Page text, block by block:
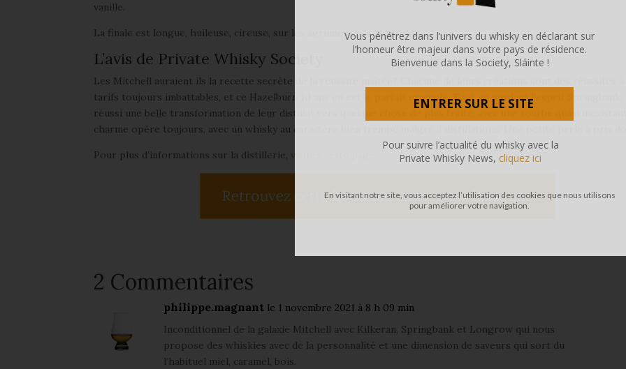
vanille.
La finale est longue, huileuse, cireuse, sur les agrumes et la minéralité.
L’avis de Private Whisky Society
Les Mitchell auraient ils la recette secrète de la réussite maltée? Chacune de leurs créations sont des réussites à
tarifs toujours imbattables, et ce Hazelburn 10 ans en est le parfait exemple. Tout en gardant l’esprit Springbank,
réussi une belle transformation de leur distillat vers quelque chose de plus fruité, avec une tourbe quasi
charme opère toujours, avec un whisky au caractère bien trempé malgré 3 distillations. Une petite perle à prix
Pour plus d’informations sur la distillerie,visitez cette page
2 Commentaires
philippe.magnant le 1 novembre 2021 à 8 h 09 min
Inconditionnel de la galaxie Mitchell avec Kilkeran, Springbank et Longrow qui nous
propose des whiskies avec de la personnalité et une dimension de saveurs qui sort du
l’habituel miel, caramel, bois.
Vous pénétrez dans l’univers du whisky en déclarant sur
l’honneur être majeur dans votre pays de résidence.
Bienvenue dans la Society, Sláinte !
ENTRER SUR LE SITE
En visitant notre site, vous acceptez l’utilisation des cookies que nous utilisons
pour améliorer votre navigation.
Pour suivre l’actualité du whisky avec la
Private Whisky News, cliquez ici